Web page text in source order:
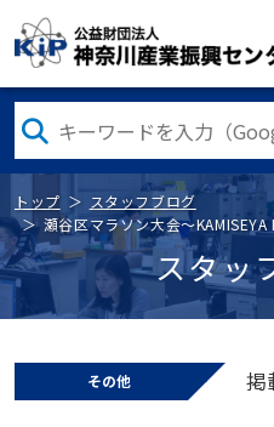
トップ
スタッフブログ
瀬谷区マラソン大会～
スタッ
その他 掲